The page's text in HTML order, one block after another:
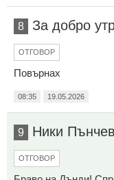
8 За добро
ОТГОВОР
Повърнах
08:35 19.05.2026
9 Ники Пънчев
ОТГОВОР